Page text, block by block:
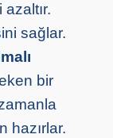
azaltır.
sağlar.
bir
hazırlar.